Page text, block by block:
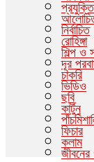
প্রযুক্তি
নির্বাচিত
রোহিঙ্গা
শিল্প ও
দূর
চাকরি
ভিডিও
ছবি
কার্টুন
ফিচার
কলাম
জীবনের